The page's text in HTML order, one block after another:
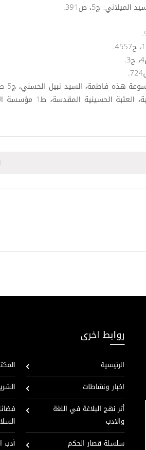
قسم الشؤون الفكرية
روابط اخرى
الرئيسية
اخبار ونشاطات
أثر نهج البلاغة في اللغة
والادب
سلسلة قصار الحكم
أدب